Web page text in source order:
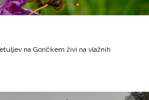
na Goričkem živi na vlažnih